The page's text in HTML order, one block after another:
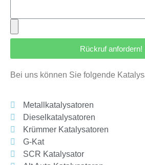
Rückruf anfordern!
Bei uns können Sie folgende
Metallkatalysatoren
Dieselkatalysatoren
Krümmer Katalysatoren
G-Kat
SCR Katalysator